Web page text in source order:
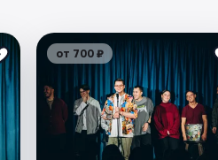
от 700 ₽